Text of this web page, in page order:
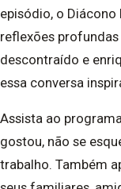
episódio, o Diácono
reflexões profundas
descontraído e
essa conversa
Assista ao
gostou, não se
trabalho. Também